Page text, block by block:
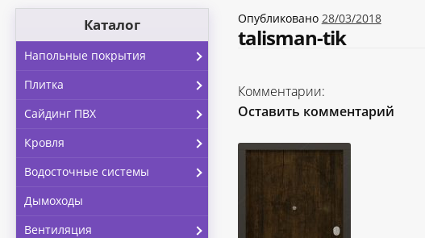
Опубликовано 28/03/2018
talisman-tik
Комментарии:
Оставить комментарий
Каталог
Напольные покрытия
Плитка
Сайдинг ПВХ
Кровля
Водосточные системы
Дымоходы
Вентиляция